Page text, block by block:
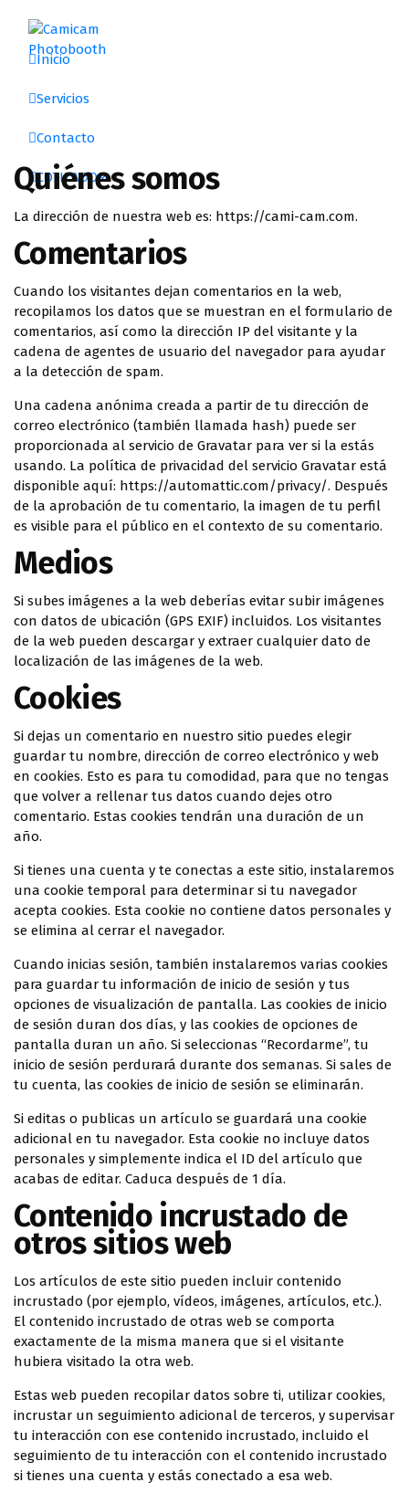
El mejor lugar donde encontrarás una amplia gama de servicios que harán
Inicio
Servicios
Contacto
COTIZADOR
Quiénes somos
La dirección de nuestra web es: https://cami-cam.com.
Comentarios
Cuando los visitantes dejan comentarios en la web,
recopilamos los datos que se muestran en el formulario de
comentarios, así como la dirección IP del visitante y la
cadena de agentes de usuario del navegador para ayudar
a la detección de spam.
Una cadena anónima creada a partir de tu dirección de
correo electrónico (también llamada hash) puede ser
proporcionada al servicio de Gravatar para ver si la estás
usando. La política de privacidad del servicio Gravatar está
disponible aquí: https://automattic.com/privacy/. Después
de la aprobación de tu comentario, la imagen de tu perfil
es visible para el público en el contexto de su comentario.
Medios
Si subes imágenes a la web deberías evitar subir imágenes
con datos de ubicación (GPS EXIF) incluidos. Los visitantes
de la web pueden descargar y extraer cualquier dato de
localización de las imágenes de la web.
Cookies
Si dejas un comentario en nuestro sitio puedes elegir
guardar tu nombre, dirección de correo electrónico y web
en cookies. Esto es para tu comodidad, para que no tengas
que volver a rellenar tus datos cuando dejes otro
comentario. Estas cookies tendrán una duración de un
año.
Si tienes una cuenta y te conectas a este sitio, instalaremos
una cookie temporal para determinar si tu navegador
acepta cookies. Esta cookie no contiene datos personales y
se elimina al cerrar el navegador.
Cuando inicias sesión, también instalaremos varias cookies
para guardar tu información de inicio de sesión y tus
opciones de visualización de pantalla. Las cookies de inicio
de sesión duran dos días, y las cookies de opciones de
pantalla duran un año. Si seleccionas “Recordarme”, tu
inicio de sesión perdurará durante dos semanas. Si sales de
tu cuenta, las cookies de inicio de sesión se eliminarán.
Si editas o publicas un artículo se guardará una cookie
adicional en tu navegador. Esta cookie no incluye datos
personales y simplemente indica el ID del artículo que
acabas de editar. Caduca después de 1 día.
Contenido incrustado de
otros sitios web
Los artículos de este sitio pueden incluir contenido
incrustado (por ejemplo, vídeos, imágenes, artículos, etc.).
El contenido incrustado de otras web se comporta
exactamente de la misma manera que si el visitante
hubiera visitado la otra web.
Estas web pueden recopilar datos sobre ti, utilizar cookies,
incrustar un seguimiento adicional de terceros, y supervisar
tu interacción con ese contenido incrustado, incluido el
seguimiento de tu interacción con el contenido incrustado
si tienes una cuenta y estás conectado a esa web.